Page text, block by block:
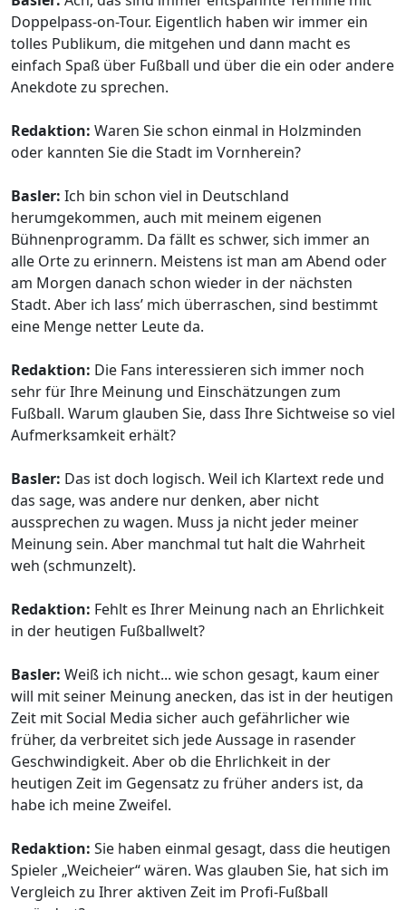
Doppelpass-on-Tour. Eigentlich haben wir immer ein
tolles Publikum, die mitgehen und dann macht es
einfach Spaß über Fußball und über die ein oder andere
Anekdote zu sprechen.
Redaktion: Waren Sie schon einmal in Holzminden
oder kannten Sie die Stadt im Vornherein?
Basler: Ich bin schon viel in Deutschland
herumgekommen, auch mit meinem eigenen
Bühnenprogramm. Da fällt es schwer, sich immer an
alle Orte zu erinnern. Meistens ist man am Abend oder
am Morgen danach schon wieder in der nächsten
Stadt. Aber ich lass’ mich überraschen, sind bestimmt
eine Menge netter Leute da.
Redaktion: Die Fans interessieren sich immer noch
sehr für Ihre Meinung und Einschätzungen zum
Fußball. Warum glauben Sie, dass Ihre Sichtweise so viel
Aufmerksamkeit erhält?
Basler: Das ist doch logisch. Weil ich Klartext rede und
das sage, was andere nur denken, aber nicht
aussprechen zu wagen. Muss ja nicht jeder meiner
Meinung sein. Aber manchmal tut halt die Wahrheit
weh (schmunzelt).
Redaktion: Fehlt es Ihrer Meinung nach an Ehrlichkeit
in der heutigen Fußballwelt?
Basler: Weiß ich nicht... wie schon gesagt, kaum einer
will mit seiner Meinung anecken, das ist in der heutigen
Zeit mit Social Media sicher auch gefährlicher wie
früher, da verbreitet sich jede Aussage in rasender
Geschwindigkeit. Aber ob die Ehrlichkeit in der
heutigen Zeit im Gegensatz zu früher anders ist, da
habe ich meine Zweifel.
Redaktion: Sie haben einmal gesagt, dass die heutigen
Spieler „Weicheier“ wären. Was glauben Sie, hat sich im
Vergleich zu Ihrer aktiven Zeit im Profi-Fußball